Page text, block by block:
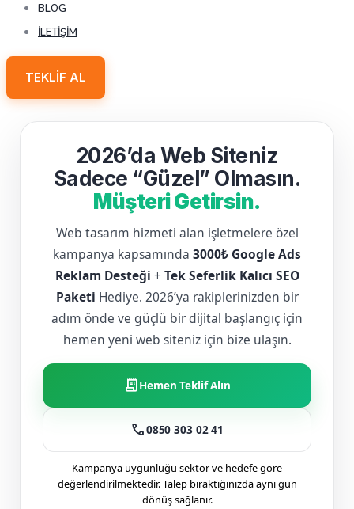
BLOG
İLETIŞIM
TEKLIF AL
2026’da Web Siteniz
Sadece “Güzel” Olmasın.
Müşteri Getirsin.
Web tasarım hizmeti alan işletmelere özel
kampanya kapsamında 3000₺ Google Ads
Reklam Desteği + Tek Seferlik Kalıcı SEO
Paketi Hediye. 2026’ya rakiplerinizden bir
adım önde ve güçlü bir dijital başlangıç için
hemen yeni web siteniz için bize ulaşın.
receipt_longHemen Teklif Alın
call0850 303 02 41
Kampanya uygunluğu sektör ve hedefe göre
değerlendirilmektedir. Talep bıraktığınızda aynı gün
dönüş sağlanır.